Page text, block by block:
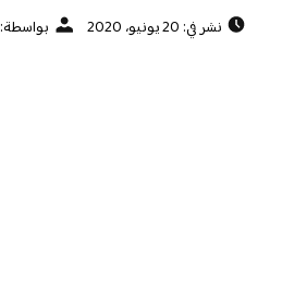
نشر في: 20 يونيو، 2020 بواسطة: